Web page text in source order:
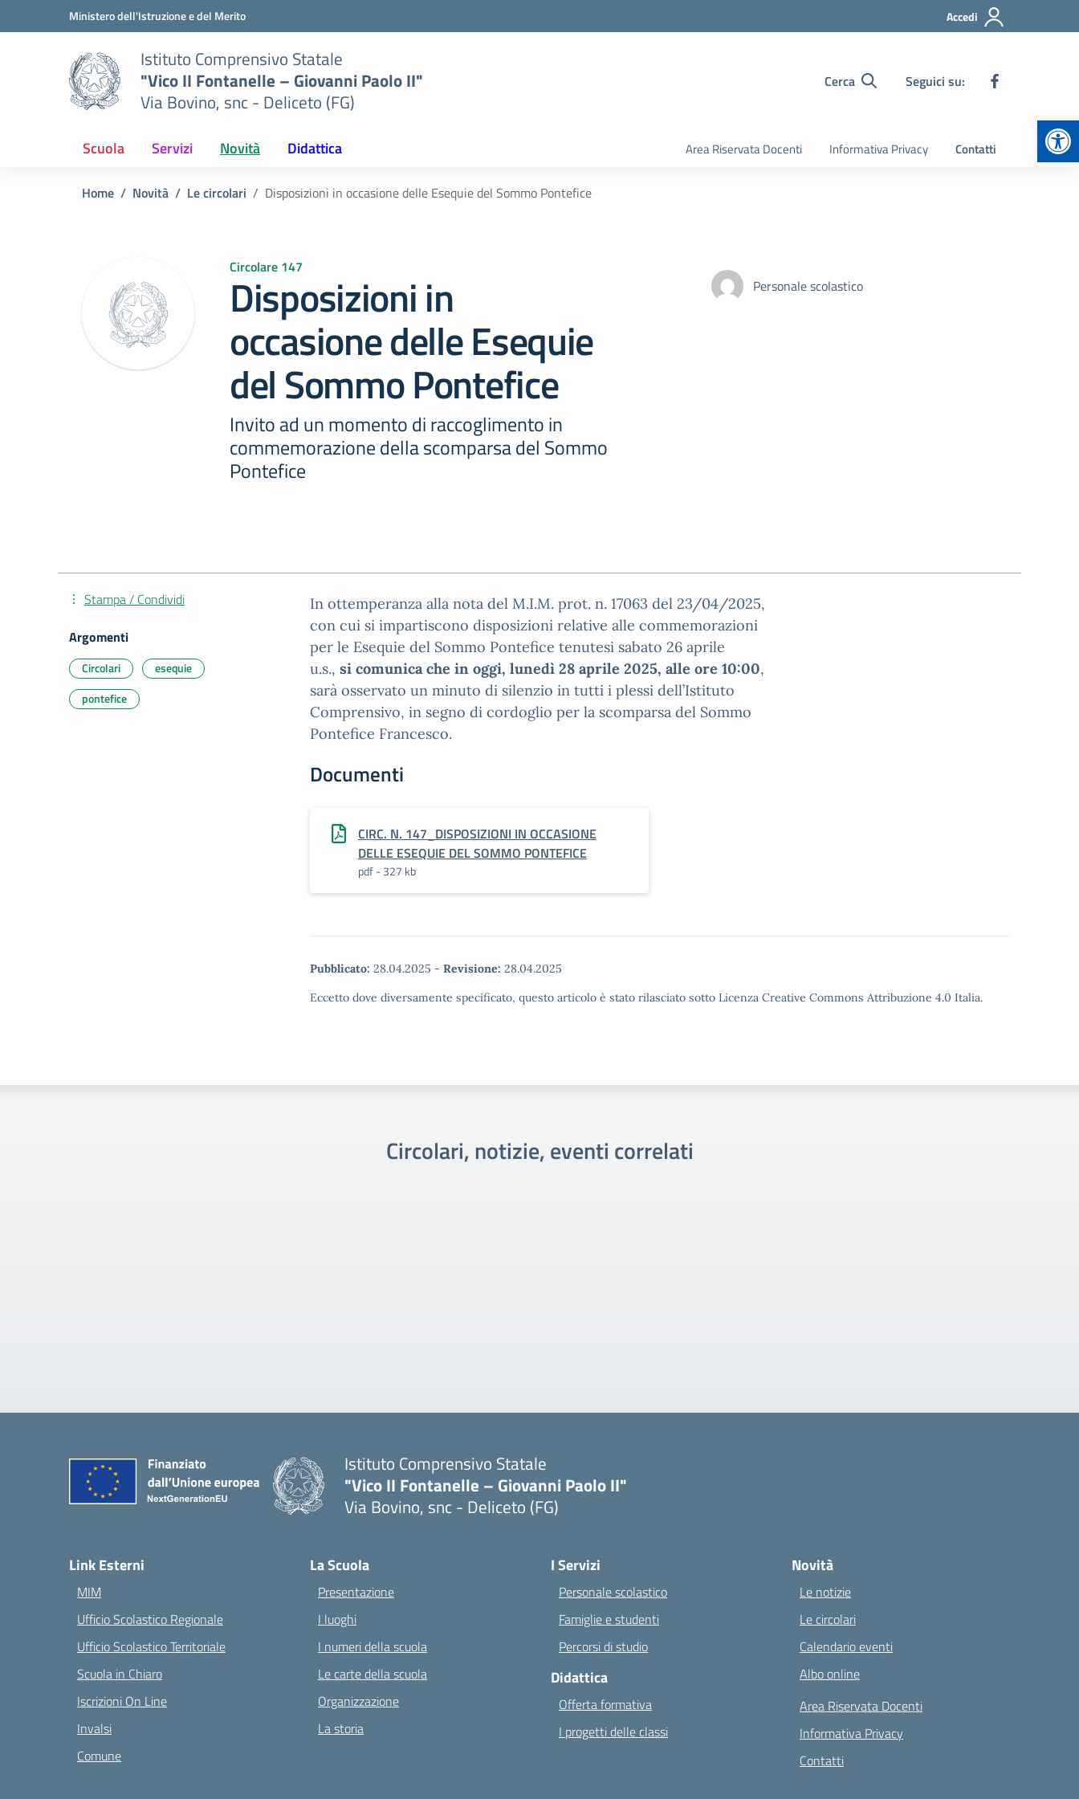
Vai ai contenuti
Vai al menu di navigazioneMinistero dell'Istruzione e del Merito Accedi
Istituto Comprensivo Statale
"Vico II Fontanelle – Giovanni Paolo II"
Via Bovino, snc - Deliceto (FG)
Cerca Seguici su:
Scuola Servizi Novità Didattica Area Riservata Docenti Informativa Privacy Contatti
Home Novità Le circolari Disposizioni in occasione delle Esequie del Sommo Pontefice
Circolare 147
Disposizioni in
occasione delle Esequie
del Sommo Pontefice
Invito ad un momento di raccoglimento in
commemorazione della scomparsa del Sommo
Pontefice
Personale scolastico
In ottemperanza alla nota del M.I.M. prot. n. 17063 del 23/04/2025,
con cui si impartiscono disposizioni relative alle commemorazioni
per le Esequie del Sommo Pontefice tenutesi sabato 26 aprile
u.s., si comunica che in oggi, lunedì 28 aprile 2025, alle ore 10:00,
sarà osservato un minuto di silenzio in tutti i plessi dell’Istituto
Comprensivo, in segno di cordoglio per la scomparsa del Sommo
Pontefice Francesco.
Documenti
CIRC. N. 147_DISPOSIZIONI IN OCCASIONE
DELLE ESEQUIE DEL SOMMO PONTEFICE
pdf - 327 kb
Pubblicato: 28.04.2025 - Revisione: 28.04.2025
Eccetto dove diversamente specificato, questo articolo è stato rilasciato sotto Licenza Creative Commons Attribuzione 4.0 Italia.
Stampa / Condividi
Argomenti
Circolari
esequie
pontefice
Circolari, notizie, eventi correlati
Istituto Comprensivo Statale
"Vico II Fontanelle – Giovanni Paolo II"
Via Bovino, snc - Deliceto (FG)
Link Esterni
MIM
Ufficio Scolastico Regionale
Ufficio Scolastico Territoriale
Scuola in Chiaro
Iscrizioni On Line
Invalsi
Comune
La Scuola
Presentazione
I luoghi
I numeri della scuola
Le carte della scuola
Organizzazione
La storia
I Servizi
Personale scolastico
Famiglie e studenti
Percorsi di studio
Didattica
Offerta formativa
I progetti delle classi
Novità
Le notizie
Le circolari
Calendario eventi
Albo online
Area Riservata Docenti
Informativa Privacy
Contatti